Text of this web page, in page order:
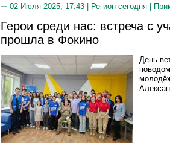
02 Июля 2025, 17:43 |
Регион сегодня
Герои среди нас: встреча с
прошла в Фокино
День